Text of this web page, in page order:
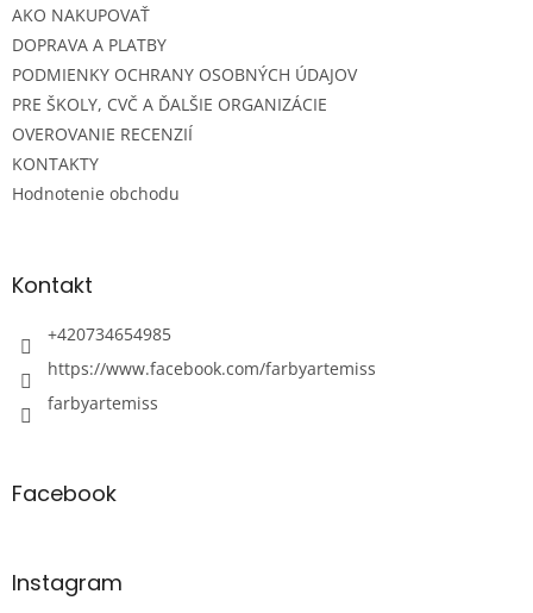
eAKO NAKUPOVAŤ
DOPRAVA A PLATBY
PODMIENKY OCHRANY OSOBNÝCH ÚDAJOV
PRE ŠKOLY, CVČ A ĎALŠIE ORGANIZÁCIE
OVEROVANIE RECENZIÍ
KONTAKTY
Hodnotenie obchodu
Kontakt
+420734654985
https://www.facebook.com/farbyartemiss
farbyartemiss
Facebook
Instagram